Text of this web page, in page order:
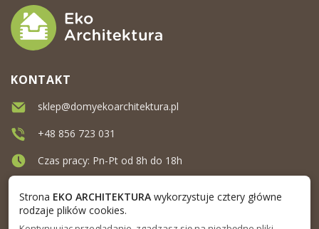
KONTAKT
sklep@domyekoarchitektura.pl
+48 856 723 031
Czas pracy: Pn-Pt od 8h do 18h
Strona EKO ARCHITEKTURAwykorzystuje cztery główne
rodzaje plików cookies.